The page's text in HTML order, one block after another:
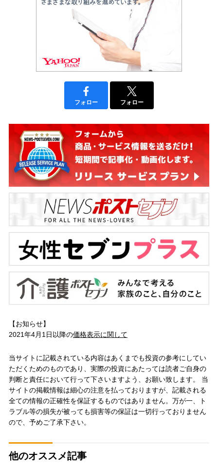
フォロー フォロー
【お知らせ】
2021年4月1日以降の価格表示に関して
当サイトに記載されている内容はあくまでも投資の参考にしてい
ただくためのものであり、実際の投資にあたっては読者ご自身の
判断と責任において行って下さいますよう、お願い致します。 当
サイトの掲載情報は細心の注意を払っておりますが、記載される
全ての情報の正確性を保証するものではありません。万が一、ト
ラブル等の損失が被っても損害等の保証は一切行っておりません
ので、予めご了承下さい。
他のオススメ記事